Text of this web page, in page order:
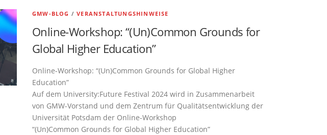
GMW-BLOG /VERANSTALTUNGSHINWEISE
Online-Workshop: “(Un)Common Grounds for
Global Higher Education”
Online-Workshop: “(Un)Common Grounds for Global Higher
Education”
Auf dem University:Future Festival 2024 wird in Zusammenarbeit
von GMW-Vorstand und dem Zentrum für Qualitätsentwicklung der
Universität Potsdam der Online-Workshop
“(Un)Common Grounds for Global Higher Education”